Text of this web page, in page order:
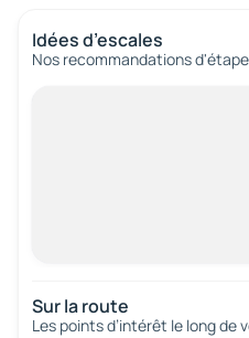
Idées d’escales
Nos recommandations
Sur la route
Les points d’intérêt le long de